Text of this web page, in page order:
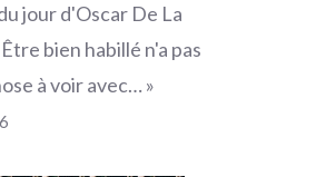
jour d'Oscar De La
bien habillé n'a pas
à voir avec… »